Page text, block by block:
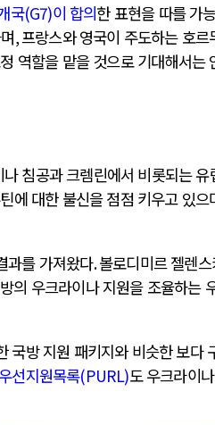
국(G7)이 합의한 표현을 따를 가
,프랑스와 영국이 주도하는 호
역할을 맡을 것으로 기대해서는
침공과 크렘린에서 비롯되는
에 대한 불신을 점점 키우고 있으
과를 가져왔다.볼로디미르 젤렌
의 우크라이나 지원을 조율하는
국방 지원 패키지와 비슷한 보다
우선지원목록(PURL)도 우크라이